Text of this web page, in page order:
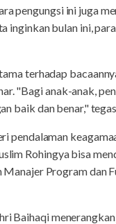
pengungsi ini juga
inginkan bulan ini,
terhadap
"Bagi anak-anak,
baik dan benar,"
pendalaman
Rohingya bisa
Program dan
Baihaqi